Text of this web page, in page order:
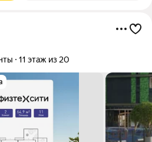
11 этаж из 20